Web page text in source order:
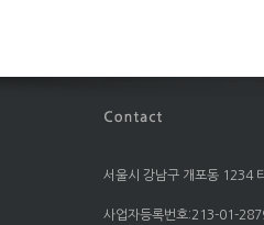
서울시 강남구 개포동 1234
사업자등록번호:213-01-